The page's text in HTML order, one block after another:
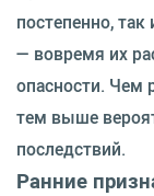
постепенно,
— вовремя их
опасности. Чем
тем выше
последствий.
Ранние